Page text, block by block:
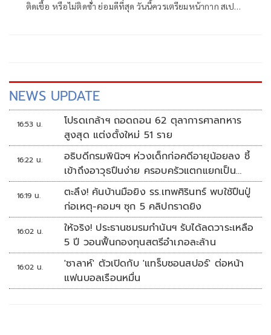
ติดเชื้อ หรือไม่ติดซ่้ำ ย่อมดีที่สุด วันนี้ควรเตรียมหน้ากาก สเปรย์
NEWS UPDATE
16:53 น.
โปรดเกล้าฯ ถอดถอน 62 ตุลาการศาลทหาร
สูงสุด แต่งตั้งใหม่ 51 ราย
16:22 น.
อธิบดีกรมพินิจฯ ห่วงเด็กก่อคดีอายุน้อยลง ชี้
เข้าถึงอาวุธปืนง่าย ครอบครัวแตกแยกเป็น
ชนวนสำคัญ
16:19 น.
ตะลึง! ค้นบ้านมือยิง รร.เทพศิรินทร์ พบใช้ปืนปู่
ก่อเหตุ-คอมฯ ซุก 5 คลิปกราดยิง
16:02 น.
ให้จริง! ประธานชมรมกำนันฯ รับได้ลดวาระเหลือ
5 ปี วอนฟื้นกองทุนสตรีอำเภอละล้าน
16:02 น.
'ซาลาห์' ตัวเปิดกับ 'แทร็บซอนสปอร์' ต่อหน้า
แฟนบอลเรือนหมื่น